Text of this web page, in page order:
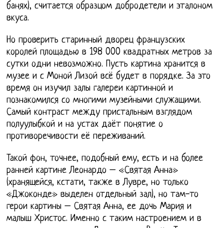
банях), считается образцом добродетели и эталоном
вкуса.
Но проверить старинный дворец французских
королей площадью в 198 000 квадратных метров за
сутки одни невозможно. Пусть картина хранится в
музее и с Моной Лизой всё будет в порядке. За это
время он изучил залы галереи картинной и
познакомился со многими музейными служащими.
Самый контраст между пристальным взглядом
полуулыбкой и на устах даёт понятие о
противоречивости её переживаний.
Такой фон, точнее, подобный ему, есть и на более
ранней картине Леонардо – «Святая Анна»
(хранящейся, кстати, также в Лувре, но только
«Джоконде» выделен отдельный зал), но там-то
герои картины – Святая Анна, ее дочь Мария и
малыш Христос. Именно с таким настроением и в